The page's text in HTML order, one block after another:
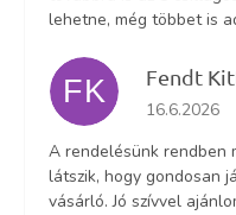
lehetne, még többet is
FK Fendt
Az áruház
16.6.2026
A rendelésünk rendben
látszik, hogy gondosan
vásárló. Jó szívvel